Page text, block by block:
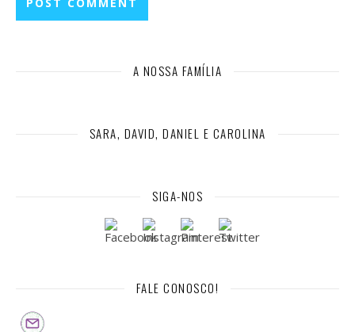
A NOSSA FAMÍLIA
SARA, DAVID, DANIEL E CAROLINA
SIGA-NOS
FALE CONOSCO!